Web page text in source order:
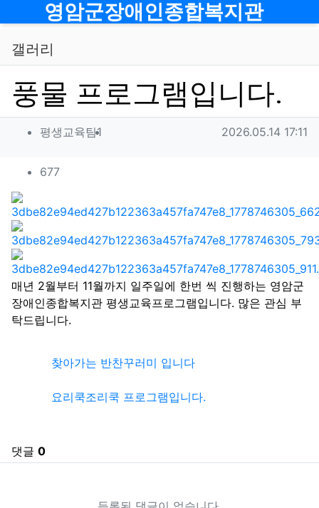
메뉴영암군장애인종합복지관
갤러리
풍물 프로그램입니다.
작성자 정보
평생교육팀1 작성일
2026.05.14 17:11
컨텐츠 정보
677조회
본문
매년 2월부터 11월까지 일주일에 한번 씩 진행하는 영암군
장애인종합복지관 평생교육프로그램입니다. 많은 관심 부
탁드립니다.
관련자료찾아가는 반찬꾸러미 입니다
요리쿡조리쿡 프로그램입니다.
댓글 0